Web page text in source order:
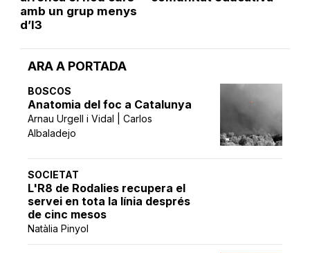
ARA A PORTADA
BOSCOS
Anatomia del foc a Catalunya
Arnau Urgell i Vidal | Carlos
Albaladejo
SOCIETAT
L'R8 de Rodalies recupera el
servei en tota la línia després
de cinc mesos
Natàlia Pinyol
amb un grup menys
d’I3